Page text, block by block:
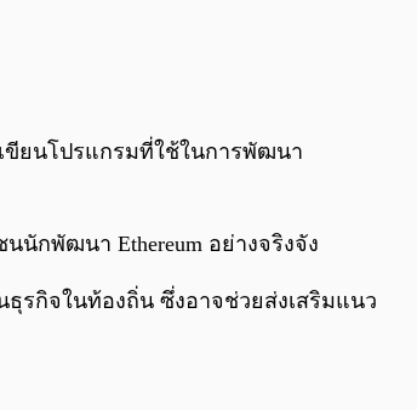
ขียนโปรแกรมที่ใช้ในการพัฒนา
นักพัฒนา Ethereum อย่างจริงจัง
รกิจในท้องถิ่น ซึ่งอาจช่วยส่งเสริมแนว